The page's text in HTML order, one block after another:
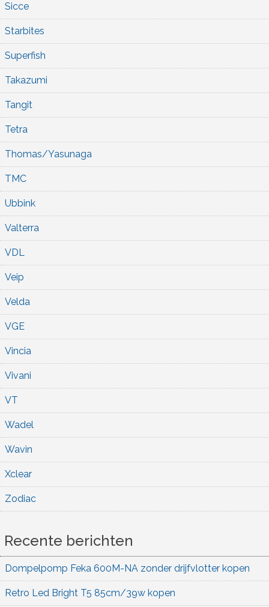
Sicce
Starbites
Superfish
Takazumi
Tangit
Tetra
Thomas/Yasunaga
TMC
Ubbink
Valterra
VDL
Veip
Velda
VGE
Vincia
Vivani
VT
Wadel
Wavin
Xclear
Zodiac
Recente berichten
Dompelpomp Feka 600M-NA zonder drijfvlotter kopen
Retro Led Bright T5 85cm/39w kopen